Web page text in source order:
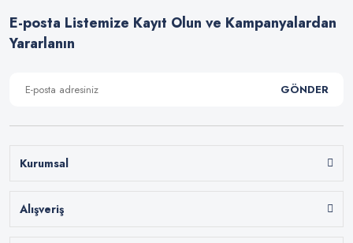
E-posta Listemize Kayıt Olun ve Kampanyalardan
Yararlanın
GÖNDER
Kurumsal
Alışveriş